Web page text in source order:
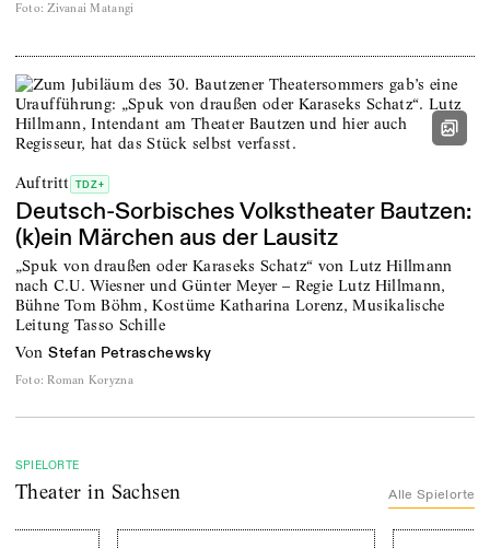
Foto: Zivanai Matangi
Auftritt TDZ+
Deutsch-Sorbisches Volkstheater Bautzen:
(k)ein Märchen aus der Lausitz
„Spuk von draußen oder Karaseks Schatz“ von Lutz Hillmann
nach C.U. Wiesner und Günter Meyer – Regie Lutz Hillmann,
Bühne Tom Böhm, Kostüme Katharina Lorenz, Musikalische
Leitung Tasso Schille
von Stefan Petraschewsky
Foto: Roman Koryzna
SPIELORTE
Theaterin Sachsen Alle Spielorte